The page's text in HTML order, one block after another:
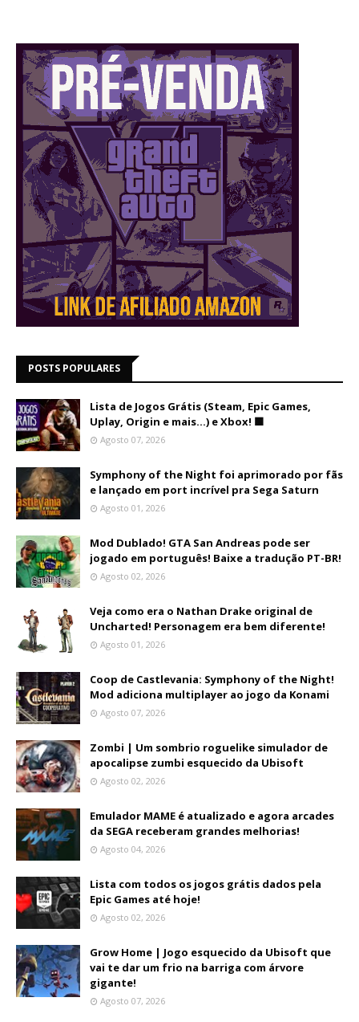
POSTS POPULARES
Lista de Jogos Grátis (Steam, Epic Games,
Uplay, Origin e mais...) e Xbox! 🟩
Agosto 07, 2026
Symphony of the Night foi aprimorado por fãs
e lançado em port incrível pra Sega Saturn
Agosto 01, 2026
Mod Dublado! GTA San Andreas pode ser
jogado em português! Baixe a tradução PT-BR!
Agosto 02, 2026
Veja como era o Nathan Drake original de
Uncharted! Personagem era bem diferente!
Agosto 01, 2026
Coop de Castlevania: Symphony of the Night!
Mod adiciona multiplayer ao jogo da Konami
Agosto 07, 2026
Zombi | Um sombrio roguelike simulador de
apocalipse zumbi esquecido da Ubisoft
Agosto 02, 2026
Emulador MAME é atualizado e agora arcades
da SEGA receberam grandes melhorias!
Agosto 04, 2026
Lista com todos os jogos grátis dados pela
Epic Games até hoje!
Agosto 02, 2026
Grow Home | Jogo esquecido da Ubisoft que
vai te dar um frio na barriga com árvore
gigante!
Agosto 07, 2026